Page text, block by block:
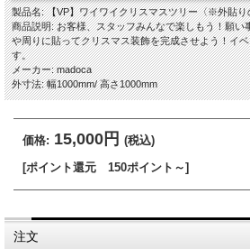
製品名: 【VP】ワイワイクリスマスツリー〈※外貼り
商品説明: お客様、スタッフみんなで楽しもう！願い
や周りに貼ってクリスマス装飾を完成させよう！イ
す。
メーカー: madoca
外寸法: 幅1000mm/ 高さ1000mm
価格: 15,000円 (税込)
[ポイント還元 150ポイント～]
注文